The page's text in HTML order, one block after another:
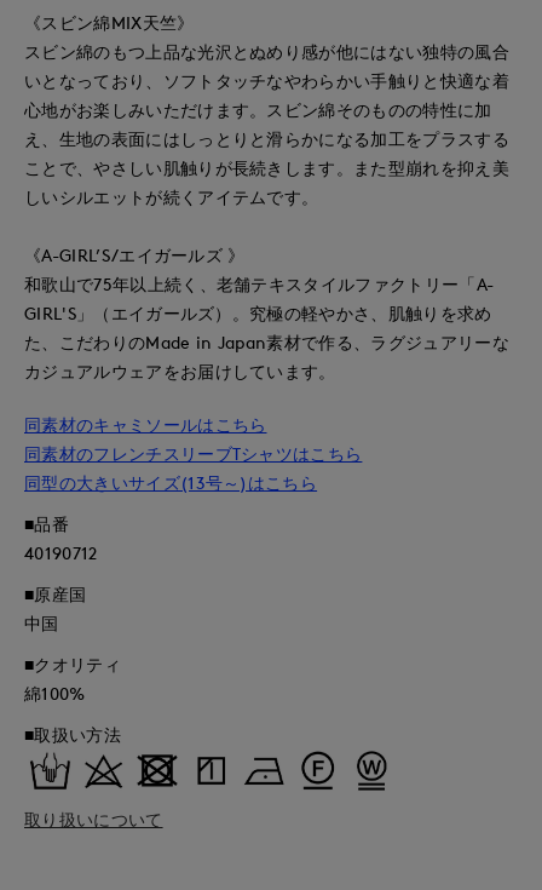
《スビン綿MIX天竺》
スビン綿のもつ上品な光沢とぬめり感が他にはない独特の風合
いとなっており、ソフトタッチなやわらかい手触りと快適な着
心地がお楽しみいただけます。スビン綿そのものの特性に加
え、生地の表面にはしっとりと滑らかになる加工をプラスする
ことで、やさしい肌触りが長続きします。また型崩れを抑え美
しいシルエットが続くアイテムです。
《A-GIRL’S/エイガールズ 》
和歌山で75年以上続く、老舗テキスタイルファクトリー「A-
GIRL'S」（エイガールズ）。究極の軽やかさ、肌触りを求め
た、こだわりのMade in Japan素材で作る、ラグジュアリーな
カジュアルウェアをお届けしています。
同素材のキャミソールはこちら
同素材のフレンチスリーブTシャツはこちら
同型の大きいサイズ(13号～)はこちら
■品番
40190712
■原産国
中国
■クオリティ
綿100%
■取扱い方法
取り扱いについて